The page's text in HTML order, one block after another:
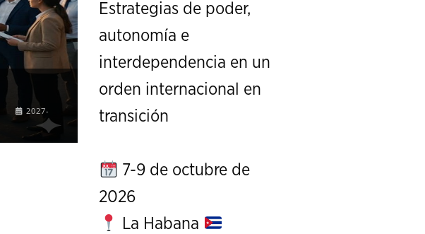
2027-
XI Conference on Strategic
Estrategias de poder,
autonomía e
interdependencia en un
orden internacional en
transición
7-9 de octubre de
2026
La Habana